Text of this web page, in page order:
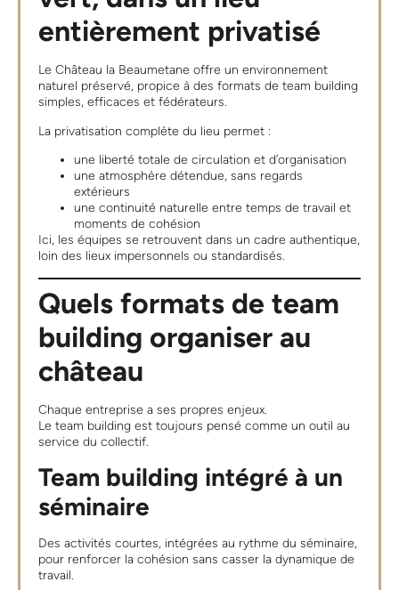
entièrement privatisé
Le Château la Beaumetane offre un environnement
naturel préservé, propice à des formats de team building
simples, efficaces et fédérateurs.
La privatisation complète du lieu permet :
une liberté totale de circulation et d’organisation
une atmosphère détendue, sans regards
extérieurs
une continuité naturelle entre temps de travail et
moments de cohésion
Ici, les équipes se retrouvent dans un cadre authentique,
loin des lieux impersonnels ou standardisés.
Quels formats de team
building organiser au
château
Chaque entreprise a ses propres enjeux.
Le team building est toujours pensé comme un outil au
service du collectif.
Team building intégré à un
séminaire
Des activités courtes, intégrées au rythme du séminaire,
pour renforcer la cohésion sans casser la dynamique de
travail.